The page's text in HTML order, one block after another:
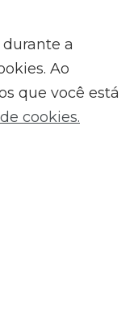
a
Ao
que você está
cookies.